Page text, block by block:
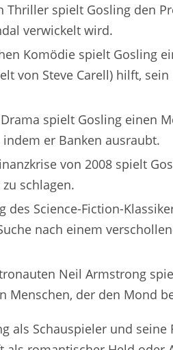
Thriller spielt Gosling den
verwickelt wird.
Komödie spielt Gosling
von Steve Carell) hilft, sein
spielt Gosling einen
er Banken ausraubt.
von 2008 spielt
schlagen.
des Science-Fiction-
nach einem
Neil Armstrong
Menschen, der den Mond
als Schauspieler und seine